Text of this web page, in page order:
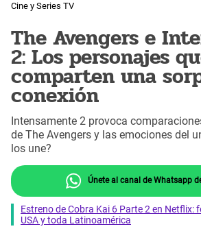
Cine y Series TV
The Avengers e
2: Los personajes
comparten una
conexión
Intensamente 2 provoca
de The Avengers y las emociones del
los une?
Únete al canal de Whatsapp
Estreno de Cobra Kai 6 Parte 2 en Netflix:
USA y toda Latinoamérica